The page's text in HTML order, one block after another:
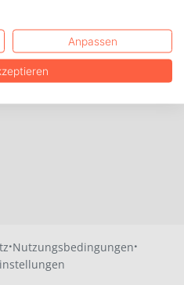
·Nutzungsbedingungen·
Anpassen